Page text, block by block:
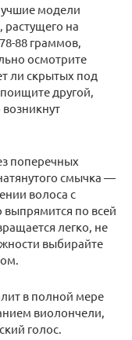
модели
растущего на
88 граммов,
осмотрите
ли скрытых под
другой,
поперечных
смычка —
волоса с
по всей
легко, не
выбирайте
в полной мере
виолончели,
голос.